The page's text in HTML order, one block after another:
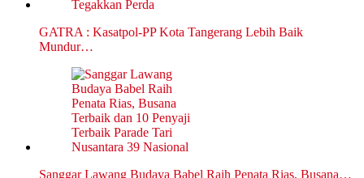
GATRA : Kasatpol-PP Kota Tangerang Lebih Baik
Mundur…
Sanggar Lawang Budaya Babel Raih Penata Rias, Busana…